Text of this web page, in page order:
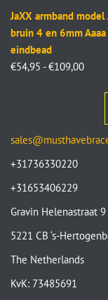
JaXX armband
bruin 4 en 6mm
eindbead
€54,95 - €109,00
+31736330220
+31653406229
Gravin Helenastraat 9
5221 CB ‘s-
The Netherlands
KvK: 73485691